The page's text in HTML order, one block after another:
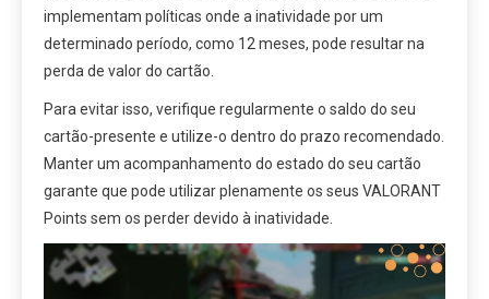
implementam políticas onde a inatividade por um
determinado período, como 12 meses, pode resultar na
perda de valor do cartão.
Para evitar isso, verifique regularmente o saldo do seu
cartão-presente e utilize-o dentro do prazo recomendado.
Manter um acompanhamento do estado do seu cartão
garante que pode utilizar plenamente os seus VALORANT
Points sem os perder devido à inatividade.